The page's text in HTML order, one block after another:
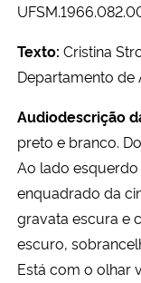
UFSM
Texto: Cristina
Departamento de
Audiodescrição
preto e branco.
Ao lado
enquadrado da
gravata escura e
escuro,
Está com o olhar